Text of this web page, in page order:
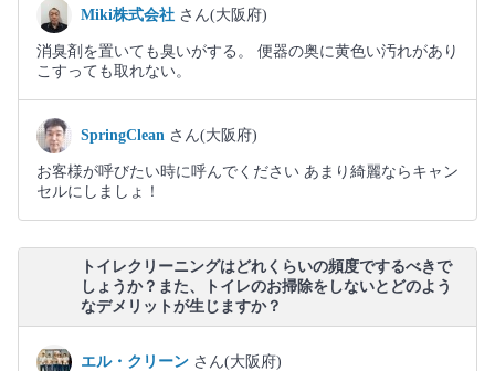
Miki株式会社 さん(大阪府)
消臭剤を置いても臭いがする。 便器の奥に黄色い汚れがあり
こすっても取れない。
SpringClean さん(大阪府)
お客様が呼びたい時に呼んでください あまり綺麗ならキャン
セルにしましょ！
トイレクリーニングはどれくらいの頻度でするべきで
しょうか？また、トイレのお掃除をしないとどのよう
なデメリットが生じますか？
エル・クリーン さん(大阪府)